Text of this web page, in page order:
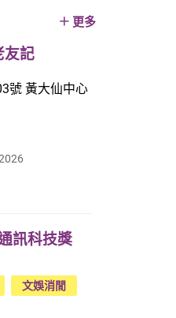
更多
友記
號 黃大仙中心
訊科技獎
文娛消閒